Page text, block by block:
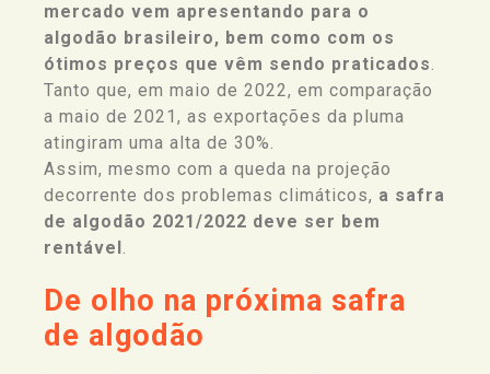
mercado vem apresentando para o
algodão brasileiro, bem como com os
ótimos preços que vêm sendo praticados.
Tanto que, em maio de 2022, em comparação
a maio de 2021, as exportações da pluma
atingiram uma alta de 30%.
Assim, mesmo com a queda na projeção
decorrente dos problemas climáticos, a safra
de algodão 2021/2022 deve ser bem
rentável.
De olho na próxima safra
de algodão